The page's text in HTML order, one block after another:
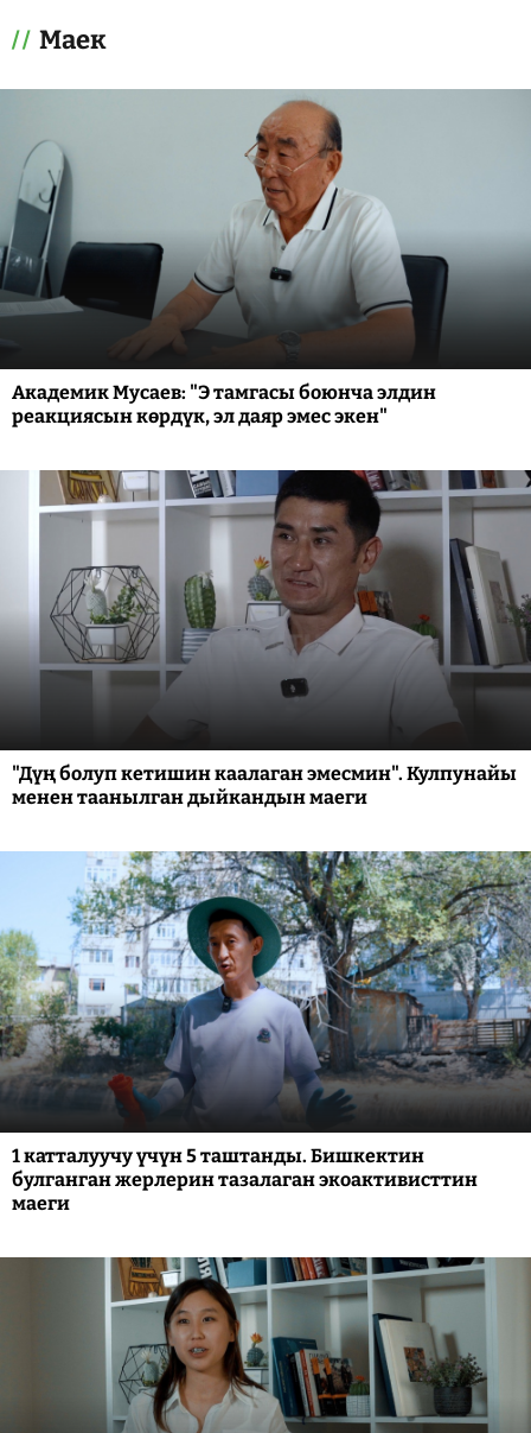
Маек
Академик Мусаев: "Э тамгасы боюнча элдин
реакциясын көрдүк, эл даяр эмес экен"
"Дүң болуп кетишин каалаган эмесмин". Кулпунайы
менен таанылган дыйкандын маеги
1 катталуучу үчүн 5 таштанды. Бишкектин
булганган жерлерин тазалаган экоактивисттин
маеги